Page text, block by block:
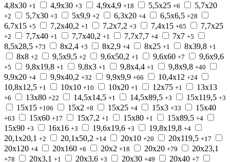
4,8x30 +1 4,9x30 +3 4,9x4,9 +18 5,5x25 +6 5,7x20
+2 5,7x30 +3 5x9,9 +2 6,3x20 +4 6,5x6,5 +28
6,7x15 +5 7,2x40,2 +1 7,2x7,2 +3 7,4x15 +65 7,7x25
+2 7,7x40 +1 7,7x40,2 +1 7,7x7,7 +4 7x7 +5
8,5x28,5 +73 8x2,4 +3 8x2,9 +4 8x25 +1 8x39,8 +1
8x8 +2 9,5x9,5 +2 9,6x50,2 +1 9,6x60 +7 9,6x9,6
+5 9,8x19,8 +1 9,8x3 +1 9,8x4,4 +1 9,8x9,8 +40
9,9x20 +4 9,9x40,2 +32 9,9x9,9 +66 10,4x12 +24
10,8x12,5 +1 10x10 +10 10x20 +1 12x75 +1 13x13
+6 13x80 +22 14,5x14,5 +1 14,5x89,5 +3 15x119,5 +3
15x15 +106 15x2 +8 15x25 +4 15x3 +33 15x40
+63 15x60 +17 15x7,2 +1 15x80 +1 15x89,5 +4
15x90 +3 16x16 +3 19,6x19,6 +3 19,8x19,8 +4
20,1x20,1 +2 20,1x50,2 +14 20x10 +20 20x119,5 +17
20x120 +4 20x160 +6 20x2 +18 20x20 +79 20x23,1
+78 20x3,1 +1 20x3,6 +3 20x30 +49 20x40 +7